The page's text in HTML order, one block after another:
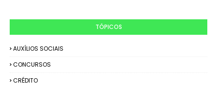
TÓPICOS
AUXÍLIOS SOCIAIS
CONCURSOS
CRÉDITO